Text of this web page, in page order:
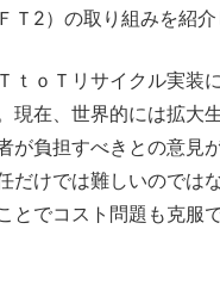
Ｔ2）の取り組みを紹介
ｏＴリサイクル実装
現在、世界的には拡大
が負担すべきとの意見
だけでは難しいのでは
とでコスト問題も克服